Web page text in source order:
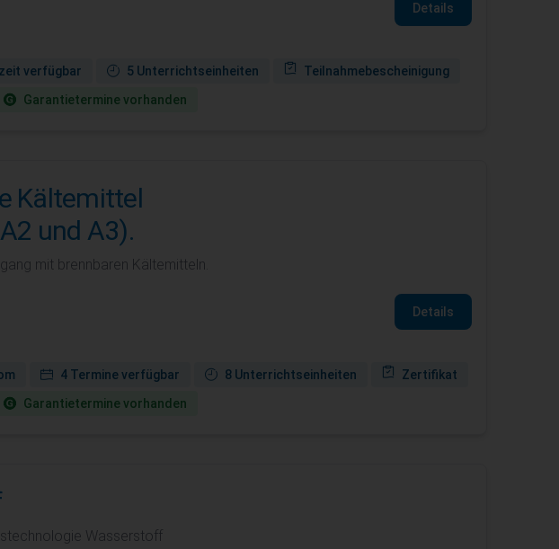
Details
verfügbar 5 Unterrichtseinheiten
Teilnahmebescheinigung
Garantie­termine vorhanden
Kältemittel
und A3).
mit brennbaren Kältemitteln.
Details
4 Termine verfügbar 8 Unterrichtseinheiten
Zertifikat
Garantie­termine vorhanden
Wasserstoff